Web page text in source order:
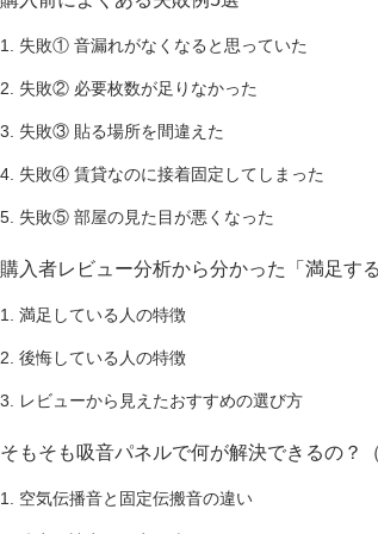
失敗① 音漏れがなくなると思っていた
失敗② 必要枚数が足りなかった
失敗③ 貼る場所を間違えた
失敗④ 賃貸なのに接着固定してしまった
失敗⑤ 部屋の見た目が悪くなった
購入者レビュー分析から分かった「満足す
満足している人の特徴
後悔している人の特徴
レビューから見えたおすすめの選び方
そもそも吸音パネルで何が解決できるの？
空気伝播音と固定伝搬音の違い